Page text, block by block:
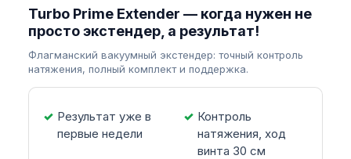
Turbo Prime Extender — когда нужен не
просто экстендер, а результат!
Флагманский вакуумный экстендер: точный контроль
натяжения, полный комплект и поддержка.
Результат уже в
первые недели
Контроль
натяжения, ход
винта 30 см